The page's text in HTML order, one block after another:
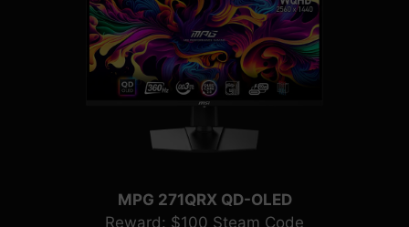
MPG 271QRX QD-OLED
Reward: $100 Steam Code